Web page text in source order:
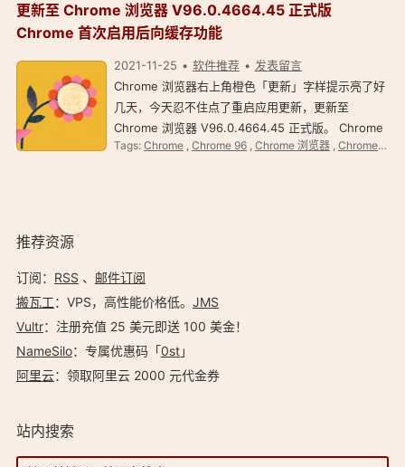
更新至 Chrome 浏览器 V96.0.4664.45 正式版
Chrome 首次启用后向缓存功能
2021-11-25 软件推荐
发表留言
Chrome 浏览器右上角橙色「更新」字样提示亮了好
几天，今天忍不住点了重启应用更新，更新至
Chrome 浏览器 V96.0.4664.45 正式版。 Chrome
浏览器 V96.0.4664.45 正式版 Chrome 浏览器
Tags: Chrome, Chrome 96, Chrome 浏览器, Chrome 浏览器 V96.0.4664.45 正式版
推荐资源
订阅： RSS 、 邮件订阅
搬瓦工：VPS，高性能价格低。️ JMS
Vultr：注册充值 25 美元即送 100 美金！
NameSilo：专属优惠码「0st」
阿里云：领取阿里云 2000 元代金券
站内搜索